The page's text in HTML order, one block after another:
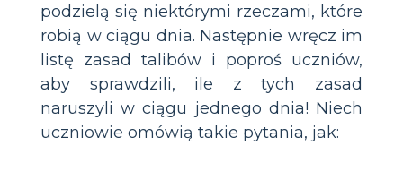
podzielą się niektórymi rzeczami, które
robią w ciągu dnia. Następnie wręcz im
listę zasad talibów i poproś uczniów,
aby sprawdzili, ile z tych zasad
naruszyli w ciągu jednego dnia! Niech
uczniowie omówią takie pytania, jak: